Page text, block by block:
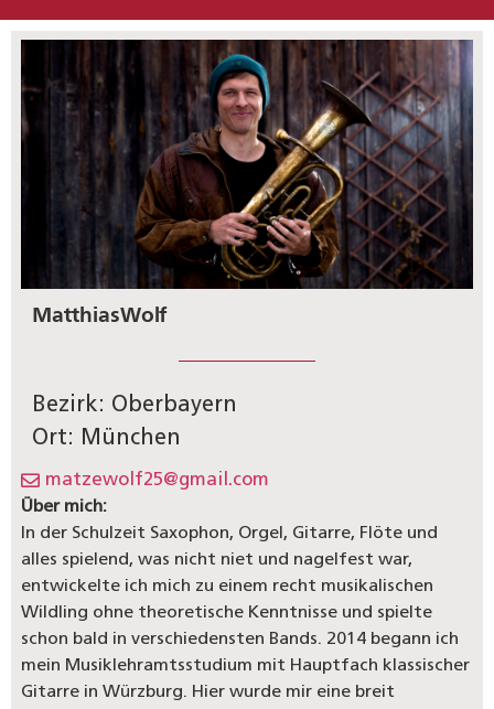
MatthiasWolf
Bezirk: Oberbayern
Ort: München
matzewolf25@gmail.com
Über mich:
In der Schulzeit Saxophon, Orgel, Gitarre, Flöte und
alles spielend, was nicht niet und nagelfest war,
entwickelte ich mich zu einem recht musikalischen
Wildling ohne theoretische Kenntnisse und spielte
schon bald in verschiedensten Bands. 2014 begann ich
mein Musiklehramtsstudium mit Hauptfach klassischer
Gitarre in Würzburg. Hier wurde mir eine breit